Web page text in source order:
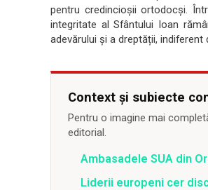
pentru credincioșii ortodocși.
integritate al Sfântului Ioan
adevărului și a dreptății,
Context și subiecte
Pentru o imagine mai
editorial.
Ambasadele SUA din
Liderii europeni cer